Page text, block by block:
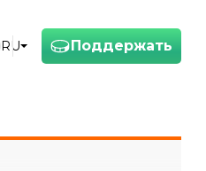
Поддержать
RU